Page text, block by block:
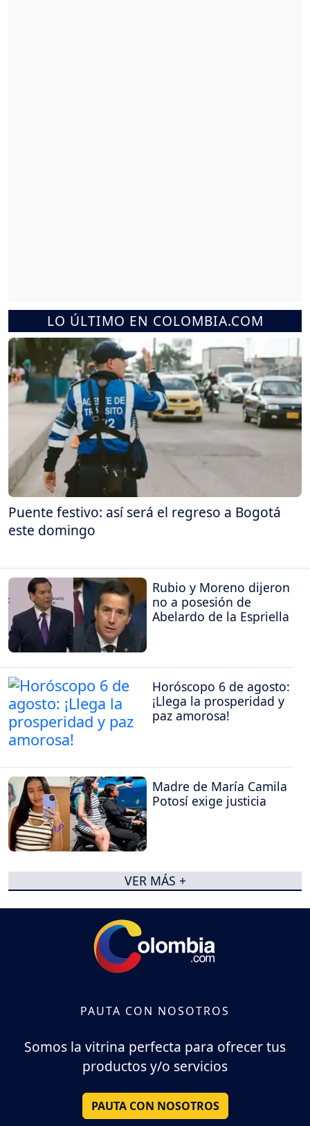
LO ÚLTIMO EN COLOMBIA.COM
Puente festivo: así será el regreso a Bogotá
este domingo
Rubio y Moreno dijeron
no a posesión de
Abelardo de la Espriella
Horóscopo 6 de agosto:
¡Llega la prosperidad y
paz amorosa!
Madre de María Camila
Potosí exige justicia
VER MÁS +
PAUTA CON NOSOTROS
Somos la vitrina perfecta para ofrecer tus
productos y/o servicios
PAUTA CON NOSOTROS